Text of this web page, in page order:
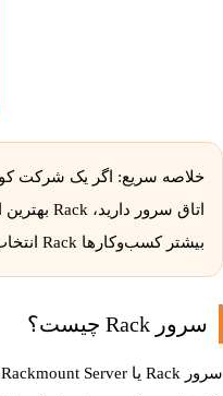
خلاصه سریع:
بیشتر کسب‌وکارها Rack انتخاب متعادل‌تری است.
سرور Rack چیست؟
سرور Rack یا Rackmount Server